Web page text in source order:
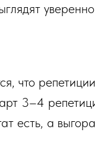
что
3–4
есть, а